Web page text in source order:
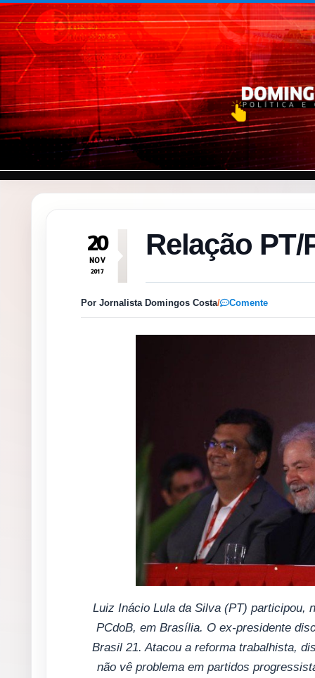
Pular para o conteúdo
20
NOV
2017
Relação
Por Jornalista Domingos Costa/ Comente
Luiz Inácio Lula da Silva (PT) participou,
PCdoB, em Brasília. O ex-presidente
Brasil 21. Atacou a reforma trabalhista,
não vê problema em partidos